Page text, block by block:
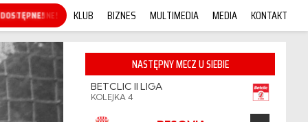
KUP ONLINE! KLUB BIZNES MULTIMEDIA MEDIA KONTAKT
NASTĘPNY MECZ U SIEBIE
BETCLIC II LIGA
KOLEJKA 4